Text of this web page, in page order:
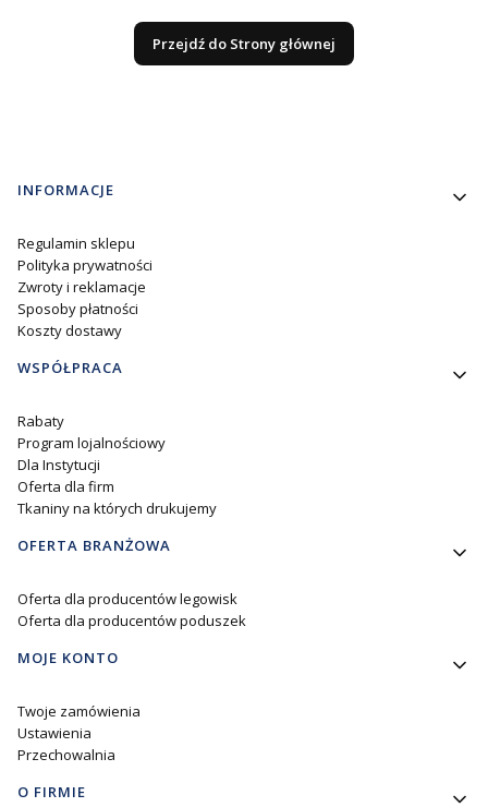
Przejdź do Strony głównej
Linki w stopce
INFORMACJE
Regulamin sklepu
Polityka prywatności
Zwroty i reklamacje
Sposoby płatności
Koszty dostawy
WSPÓŁPRACA
Rabaty
Program lojalnościowy
Dla Instytucji
Oferta dla firm
Tkaniny na których drukujemy
OFERTA BRANŻOWA
Oferta dla producentów legowisk
Oferta dla producentów poduszek
MOJE KONTO
Twoje zamówienia
Ustawienia
Przechowalnia
O FIRMIE